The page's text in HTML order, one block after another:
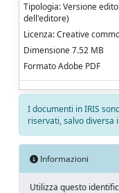
Tipologia: Versione
dell'editore)
Licenza: Creative
Dimensione 7.52 MB
Formato Adobe PDF
I documenti in IRIS
riservati, salvo diversa
Informazioni
Utilizza questo